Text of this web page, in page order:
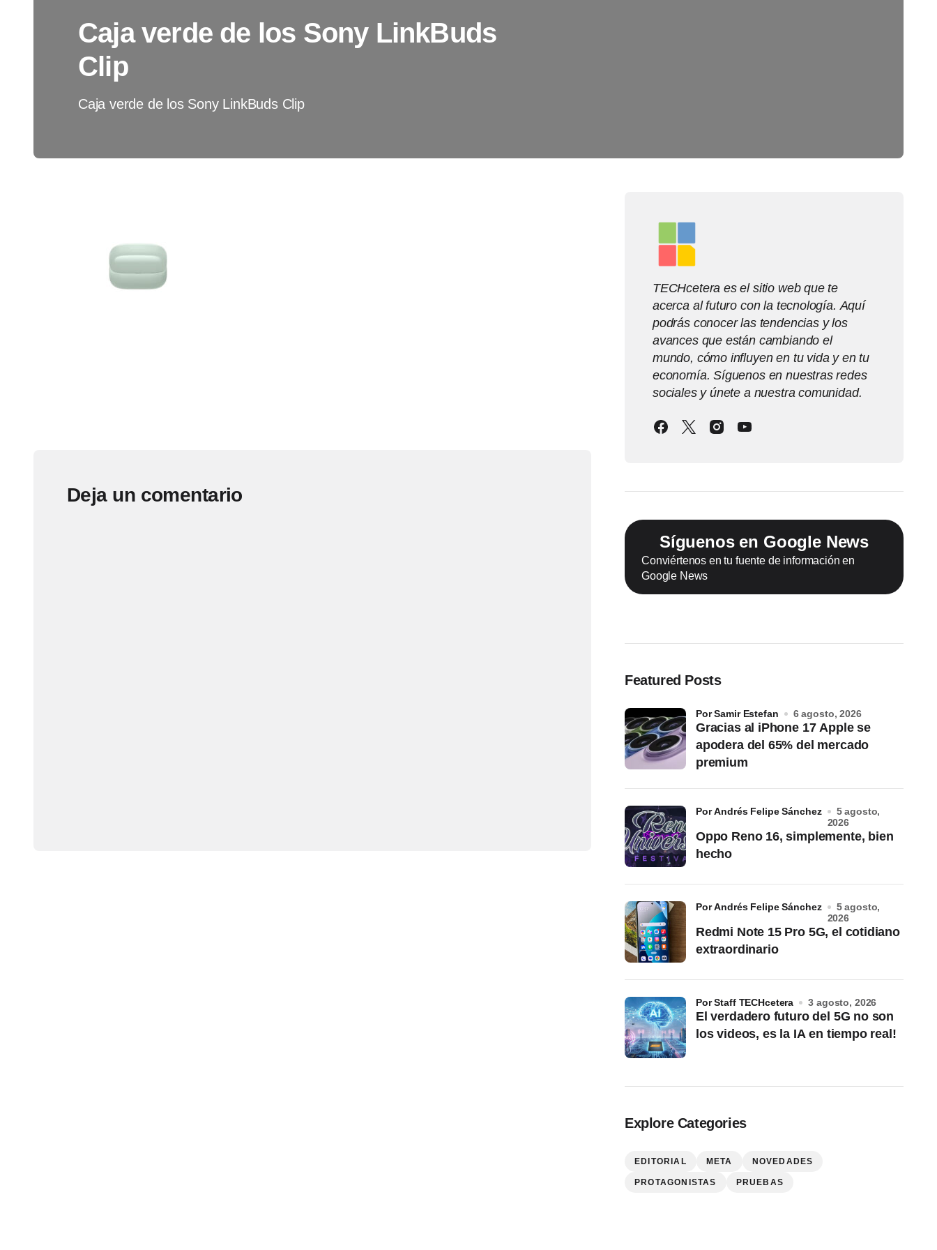
Caja verde de los Sony LinkBuds
Clip
Caja verde de los Sony LinkBuds Clip
Deja un comentario
TECHcetera es el sitio web que te
acerca al futuro con la tecnología. Aquí
podrás conocer las tendencias y los
avances que están cambiando el
mundo, cómo influyen en tu vida y en tu
economía. Síguenos en nuestras redes
sociales y únete a nuestra comunidad.
Síguenos en Google News
Conviértenos en tu fuente de información en
Google News
Featured Posts
Gracias al iPhone 17 Apple se
apodera del 65% del mercado
premium
por Samir Estefan 6 agosto, 2026
Oppo Reno 16, simplemente, bien
hecho
por Andrés Felipe Sánchez
5 agosto,
2026
Redmi Note 15 Pro 5G, el cotidiano
extraordinario
por Andrés Felipe Sánchez
5 agosto,
2026
El verdadero futuro del 5G no son
los videos, es la IA en tiempo real!
por Staff TECHcetera 3 agosto, 2026
Explore Categories
EDITORIAL META NOVEDADES
PROTAGONISTAS PRUEBAS